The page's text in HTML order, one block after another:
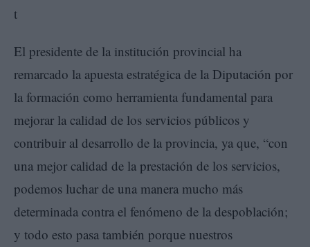
El presidente de la institución provincial ha
remarcado la apuesta estratégica de la Diputación por
la formación como herramienta fundamental para
mejorar la calidad de los servicios públicos y
contribuir al desarrollo de la provincia, ya que, “con
una mejor calidad de la prestación de los servicios,
podemos luchar de una manera mucho más
determinada contra el fenómeno de la despoblación;
y todo esto pasa también porque nuestros